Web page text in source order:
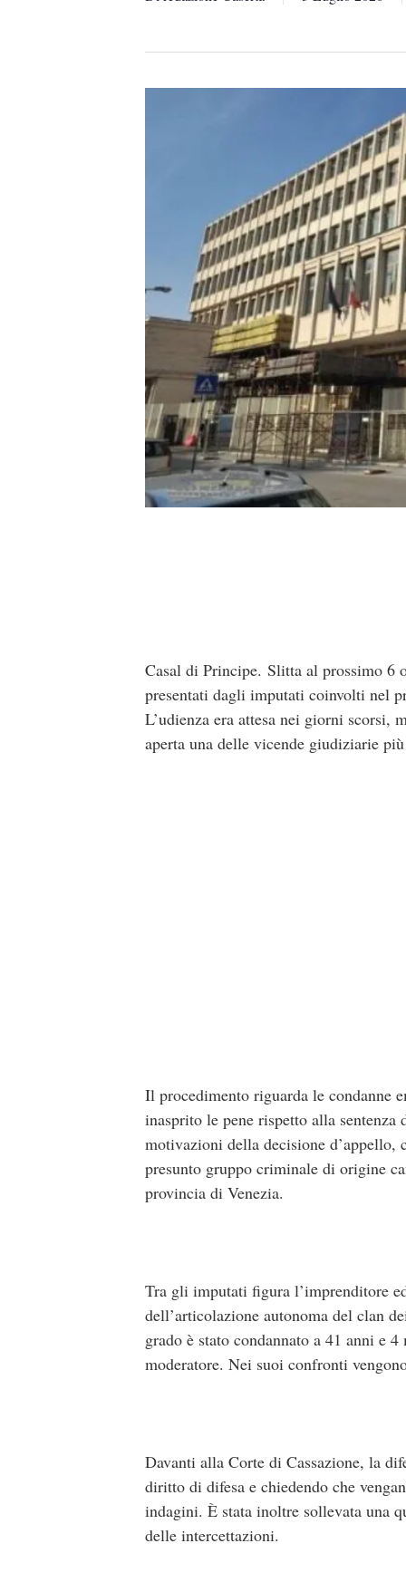
Casal di Principe. Slitta al prossimo 6
presentati dagli imputati coinvolti nel
L’udienza era attesa nei giorni scorsi,
aperta una delle vicende giudiziarie
Il procedimento riguarda le condanne
inasprito le pene rispetto alla
motivazioni della decisione
presunto gruppo criminale di origine
provincia di Venezia.
Tra gli imputati figura l’imprenditore
dell’articolazione autonoma del clan
grado è stato condannato a 41 anni e
moderatore. Nei suoi confronti
Davanti alla Corte di Cassazione, la
diritto di difesa e chiedendo che
indagini. È stata inoltre sollevata una
delle intercettazioni.